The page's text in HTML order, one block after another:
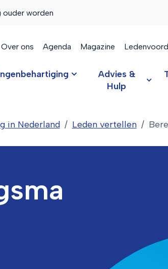
ouder worden
Over ons Agenda Magazine
Advies &
Hulp
in Nederland Leden vertellen